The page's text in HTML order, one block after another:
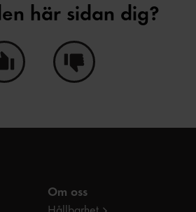
här sidan dig?
Om oss